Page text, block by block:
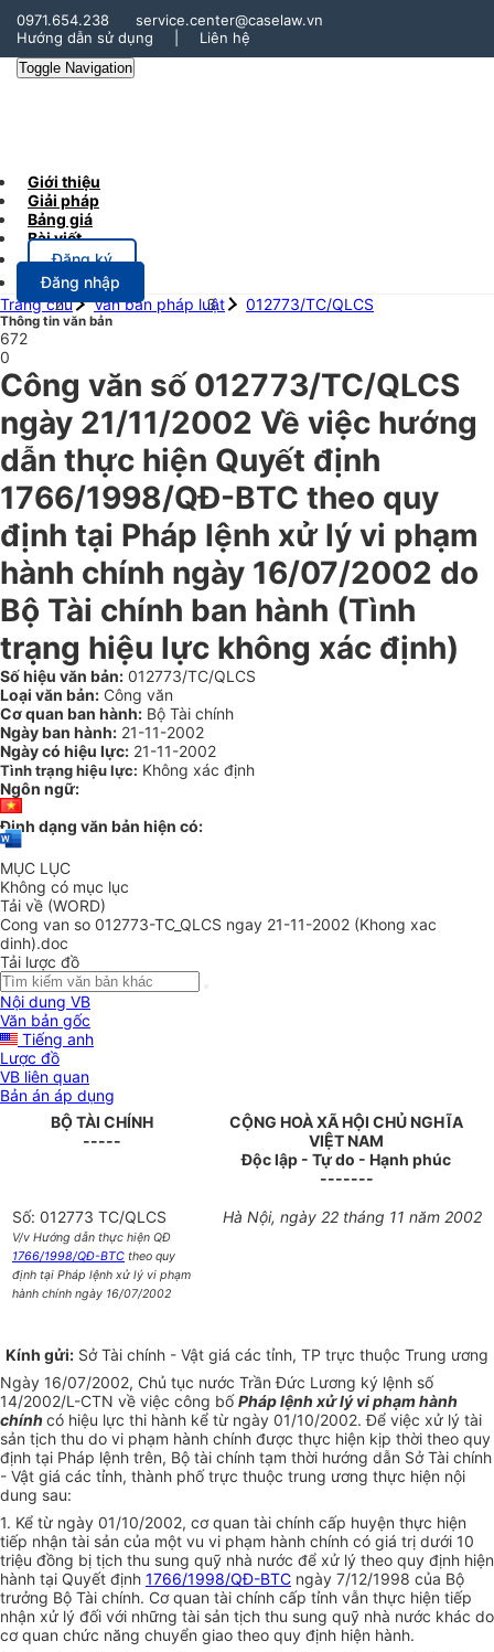
0971.654.238
service.center@caselaw.vn
Hướng dẫn sử dụng
Liên hệ
Toggle Navigation
Giới thiệu
Giải pháp
Bảng giá
Bài viết
Đăng ký
Đăng nhập
Trang chủ
Văn bản pháp luật 012773/TC/QLCS
Thông tin văn bản
672
0
Công văn số 012773/TC/QLCS
ngày 21/11/2002 Về việc hướng
dẫn thực hiện Quyết định
1766/1998/QĐ-BTC theo quy
định tại Pháp lệnh xử lý vi phạm
hành chính ngày 16/07/2002 do
Bộ Tài chính ban hành (Tình
trạng hiệu lực không xác định)
Số hiệu văn bản: 012773/TC/QLCS
Loại văn bản: Công văn
Cơ quan ban hành: Bộ Tài chính
Ngày ban hành: 21-11-2002
Ngày có hiệu lực: 21-11-2002
Tình trạng hiệu lực: Không xác định
Ngôn ngữ:
Định dạng văn bản hiện có:
MỤC LỤC
Không có mục lục
Tải về (WORD)
Cong van so 012773-TC_QLCS ngay 21-11-2002 (Khong xac
dinh).doc
Tải lược đồ
Nội dung VB
Văn bản gốc
Tiếng anh
Lược đồ
VB liên quan
Bản án áp dụng
BỘ TÀI CHÍNH
-----
CỘNG HOÀ XÃ HỘI CHỦ NGHĨA
VIỆT NAM
Độc lập - Tự do - Hạnh phúc
-------
Số: 012773 TC/QLCS
V/v Hướng dẫn thực hiện QĐ
1766/1998/QĐ-BTC theo quy
định tại Pháp lệnh xử lý vi phạm
hành chính ngày 16/07/2002
Hà Nội, ngày 22 tháng 11 năm 2002
Kính gửi: Sở Tài chính - Vật giá các tỉnh, TP trực thuộc Trung ương
Ngày 16/07/2002, Chủ tục nước Trần Đức Lương ký lệnh số
14/2002/L-CTN về việc công bốPháp lệnh xử lý vi phạm hành
chính có hiệu lực thi hành kể từ ngày 01/10/2002. Để việc xử lý tài
sản tịch thu do vi phạm hành chính được thực hiện kịp thời theo quy
định tại Pháp lệnh trên, Bộ tài chính tạm thời hướng dẫn Sở Tài chính
- Vật giá các tỉnh, thành phố trực thuộc trung ương thực hiện nội
dung sau:
1. Kể từ ngày 01/10/2002, cơ quan tài chính cấp huyện thực hiện
tiếp nhận tài sản của một vu vi phạm hành chính có giá trị dưới 10
triệu đồng bị tịch thu sung quỹ nhà nước để xử lý theo quy định hiện
hành tại Quyết định 1766/1998/QĐ-BTC ngày 7/12/1998 của Bộ
trưởng Bộ Tài chính. Cơ quan tài chính cấp tỉnh vẫn thực hiện tiếp
nhận xử lý đối với những tài sản tịch thu sung quỹ nhà nước khác do
cơ quan chức năng chuyển giao theo quy định hiện hành.